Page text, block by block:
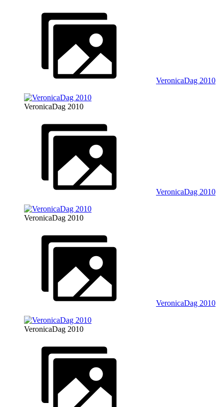
VeronicaDag 2010
VeronicaDag 2010
VeronicaDag 2010
VeronicaDag 2010
VeronicaDag 2010
VeronicaDag 2010